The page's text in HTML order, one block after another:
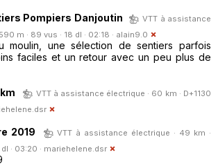
Pompiers Danjoutin
VTT à assistance
m · 89 vus · 18 dl · 02:18 · alain9.0
moulin, une sélection de sentiers parfois
faciles et un retour avec un peu plus de
VTT à assistance électrique · 60 km · D+1130
2019
VTT à assistance électrique · 49 km ·
· 03:20 · mariehelene.dsr